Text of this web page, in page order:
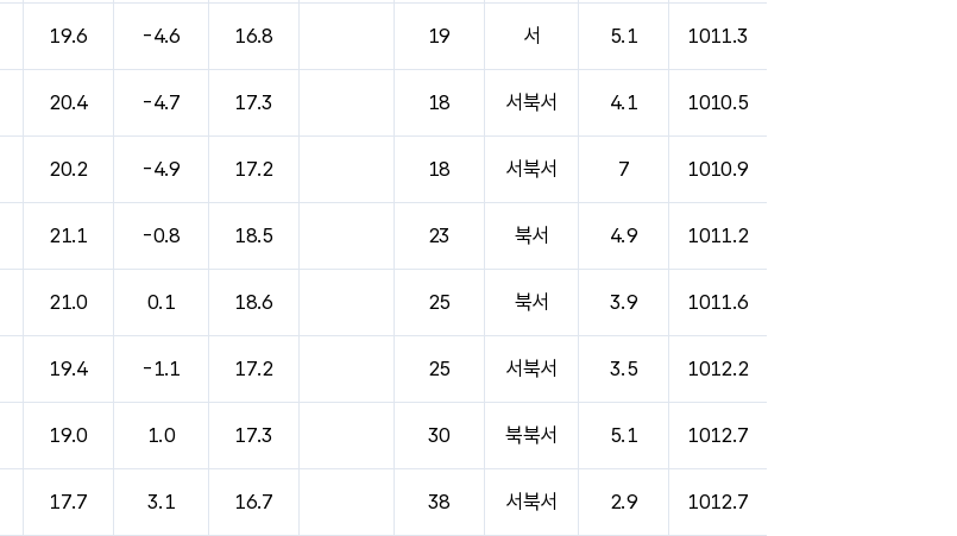
19.6 -4.6 16.8 19 서 5.1 1011.3
20.4 -4.7 17.3 18 서북서 4.1 1010.5
20.2 -4.9 17.2 18 서북서 7 1010.9
21.1 -0.8 18.5 23 북서 4.9 1011.2
21.0 0.1 18.6 25 북서 3.9 1011.6
19.4 -1.1 17.2 25 서북서 3.5 1012.2
19.0 1.0 17.3 30 북북서 5.1 1012.7
17.7 3.1 16.7 38 서북서 2.9 1012.7